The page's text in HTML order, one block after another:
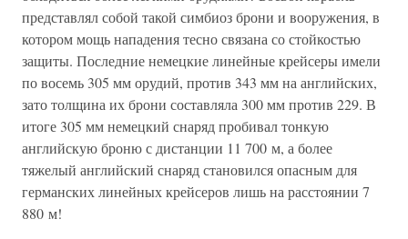
представлял собой такой симбиоз брони и вооружения, в
котором мощь нападения тесно связана со стойкостью
защиты. Последние немецкие линейные крейсеры имели
по восемь 305 мм орудий, против 343 мм на английских,
зато толщина их брони составляла 300 мм против 229. В
итоге 305 мм немецкий снаряд пробивал тонкую
английскую броню с дистанции 11 700 м, а более
тяжелый английский снаряд становился опасным для
германских линейных крейсеров лишь на расстоянии 7
880 м!